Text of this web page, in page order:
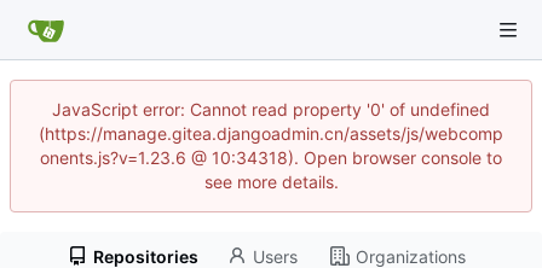
JavaScript error: Cannot read property '0' of undefined
(https://manage.gitea.djangoadmin.cn/assets/js/webcomp
onents.js?v=1.23.6 @ 10:34318). Open browser console to
see more details.
Repositories Users Organizations